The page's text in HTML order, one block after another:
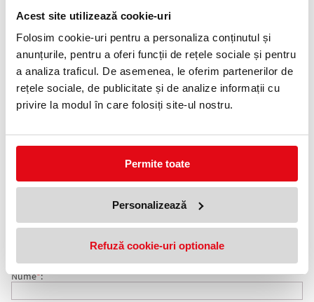
Acest site utilizează cookie-uri
Folosim cookie-uri pentru a personaliza conținutul și
anunțurile, pentru a oferi funcții de rețele sociale și pentru
a analiza traficul. De asemenea, le oferim partenerilor de
rețele sociale, de publicitate și de analize informații cu
privire la modul în care folosiți site-ul nostru.
Permite toate
Personalizează
Refuză cookie-uri optionale
Telefon:
0372 552 601
Adauga in wishlist
coperti pot fi cu modele colorate sau simple.
Nr. file: 96
COMENTARII REGISTRU LUX A4 ARITMETICA 96 FILE
Nu exista comentarii. Fii primul care comenteaza acest produs!
Adresa de e-mail ramane confidentiala si nu va fi afisata pe site.
Nume*: